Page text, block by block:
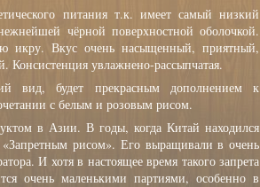
питания т.к. имеет самый низкий
чёрной поверхностной оболочкой.
икру. Вкус очень насыщенный, приятный,
увлажнено-рассыпчатая.
вид, будет прекрасным дополнением к
с белым и розовым рисом.
в Азии. В годы, когда Китай находился
рисом». Его выращивали в очень
И хотя в настоящее время такого запрета
очень маленькими партиями, особенно в